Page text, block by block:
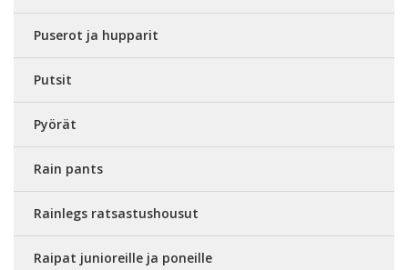
Puserot ja hupparit
Putsit
Pyörät
Rain pants
Rainlegs ratsastushousut
Raipat junioreille ja poneille